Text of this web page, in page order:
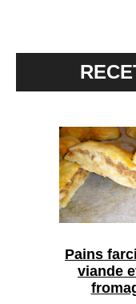
Pains
viande